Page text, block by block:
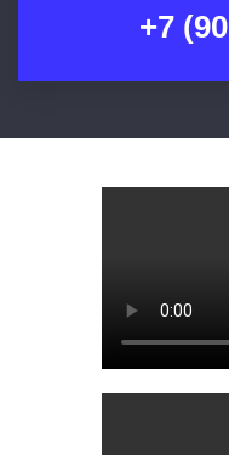
+7